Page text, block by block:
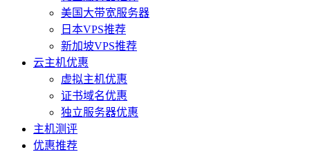
美国大带宽服务器
日本VPS推荐
新加坡VPS推荐
云主机优惠
虚拟主机优惠
证书域名优惠
独立服务器优惠
主机测评
优惠推荐